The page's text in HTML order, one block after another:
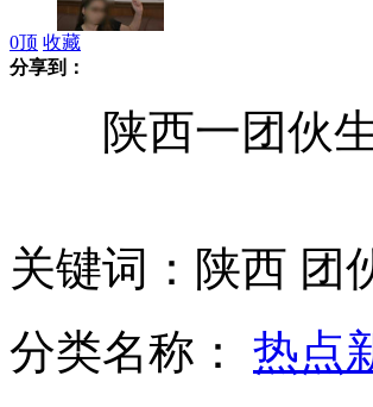
实拍女子遭砸窗抢劫后驾车逆行撞飞
英"独狼"恐怖主义搅动西方社会
0顶 收藏
分享到：
陕西一团伙生
关键词：陕西 团
分类名称： 热点